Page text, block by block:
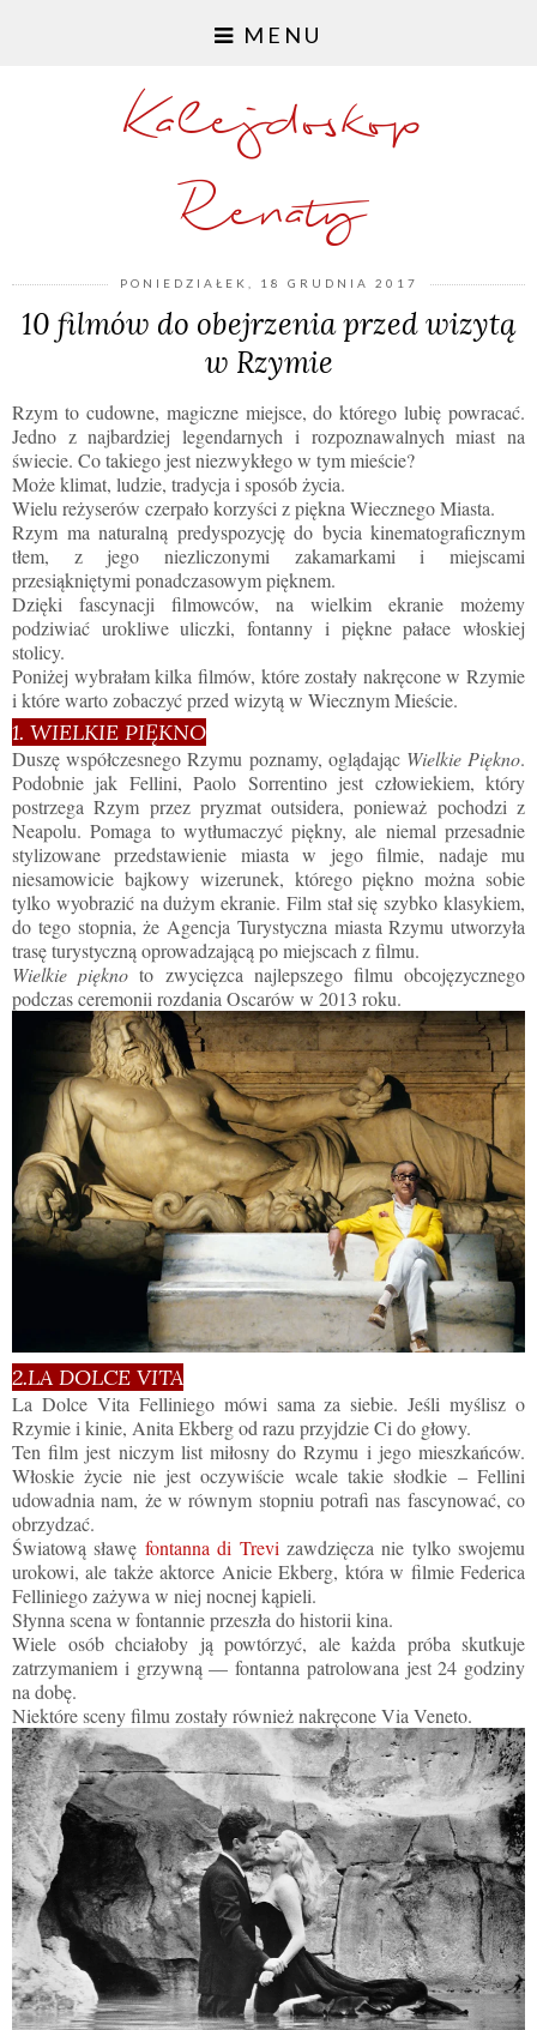
MENU
Kalejdoskop
Renaty
PONIEDZIAŁEK, 18 GRUDNIA 2017
10 filmów do obejrzenia przed wizytą
w Rzymie
Rzym to cudowne, magiczne miejsce, do którego lubię powracać.
Jedno z najbardziej legendarnych i rozpoznawalnych miast na
świecie. Co takiego jest niezwykłego w tym mieście?
Może klimat, ludzie, tradycja i sposób życia.
Wielu reżyserów czerpało korzyści z piękna Wiecznego Miasta.
Rzym ma naturalną predyspozycję do bycia kinematograficznym
tłem, z jego niezliczonymi zakamarkami i miejscami
przesiąkniętymi ponadczasowym pięknem.
Dzięki fascynacji filmowców, na wielkim ekranie możemy
podziwiać urokliwe uliczki, fontanny i piękne pałace włoskiej
stolicy.
Poniżej wybrałam kilka filmów, które zostały nakręcone w Rzymie
i które warto zobaczyć przed wizytą w Wiecznym Mieście.
1. WIELKIE PIĘKNO
Duszę współczesnego Rzymu poznamy, oglądając Wielkie Piękno.
Podobnie jak Fellini, Paolo Sorrentino jest człowiekiem, który
postrzega Rzym przez pryzmat outsidera, ponieważ pochodzi z
Neapolu. Pomaga to wytłumaczyć piękny, ale niemal przesadnie
stylizowane przedstawienie miasta w jego filmie, nadaje mu
niesamowicie bajkowy wizerunek, którego piękno można sobie
tylko wyobrazić na dużym ekranie. Film stał się szybko klasykiem,
do tego stopnia, że Agencja Turystyczna miasta Rzymu utworzyła
trasę turystyczną oprowadzającą po miejscach z filmu.
Wielkie piękno to zwycięzca najlepszego filmu obcojęzycznego
podczas ceremonii rozdania Oscarów w 2013 roku.
2.LA DOLCE VITA
La Dolce Vita Felliniego mówi sama za siebie. Jeśli myślisz o
Rzymie i kinie, Anita Ekberg od razu przyjdzie Ci do głowy.
Ten film jest niczym list miłosny do Rzymu i jego mieszkańców.
Włoskie życie nie jest oczywiście wcale takie słodkie – Fellini
udowadnia nam, że w równym stopniu potrafi nas fascynować, co
obrzydzać.
Światową sławę fontanna di Trevi zawdzięcza nie tylko swojemu
urokowi, ale także aktorce Anicie Ekberg, która w filmie Federica
Felliniego zażywa w niej nocnej kąpieli.
Słynna scena w fontannie przeszła do historii kina.
Wiele osób chciałoby ją powtórzyć, ale każda próba skutkuje
zatrzymaniem i grzywną — fontanna patrolowana jest 24 godziny
na dobę.
Niektóre sceny filmu zostały również nakręcone Via Veneto.